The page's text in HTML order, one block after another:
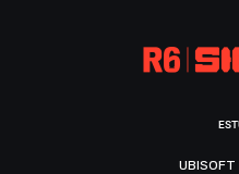
UBISOFT